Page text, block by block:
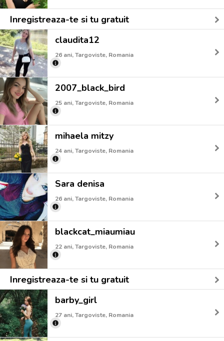
Inregistreaza-te si tu gratuit
claudita12
26 ani, Targoviste, Romania
2007_black_bird
25 ani, Targoviste, Romania
mihaela mitzy
24 ani, Targoviste, Romania
Sara denisa
26 ani, Targoviste, Romania
blackcat_miaumiau
22 ani, Targoviste, Romania
Inregistreaza-te si tu gratuit
barby_girl
27 ani, Targoviste, Romania